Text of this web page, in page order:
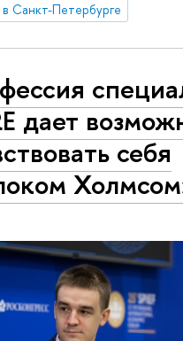
Санкт-Петербурге
дает
себя